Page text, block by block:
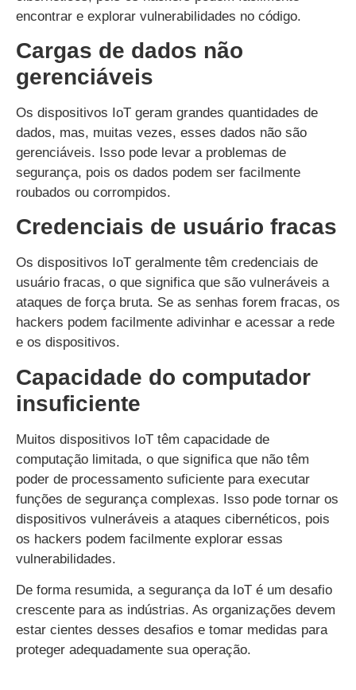
encontrar e explorar vulnerabilidades no código.
Cargas de dados não
gerenciáveis
Os dispositivos IoT geram grandes quantidades de
dados, mas, muitas vezes, esses dados não são
gerenciáveis. Isso pode levar a problemas de
segurança, pois os dados podem ser facilmente
roubados ou corrompidos.
Credenciais de usuário fracas
Os dispositivos IoT geralmente têm credenciais de
usuário fracas, o que significa que são vulneráveis a
ataques de força bruta. Se as senhas forem fracas, os
hackers podem facilmente adivinhar e acessar a rede
e os dispositivos.
Capacidade do computador
insuficiente
Muitos dispositivos IoT têm capacidade de
computação limitada, o que significa que não têm
poder de processamento suficiente para executar
funções de segurança complexas. Isso pode tornar os
dispositivos vulneráveis a ataques cibernéticos, pois
os hackers podem facilmente explorar essas
vulnerabilidades.
De forma resumida, a segurança da IoT é um desafio
crescente para as indústrias. As organizações devem
estar cientes desses desafios e tomar medidas para
proteger adequadamente sua operação.